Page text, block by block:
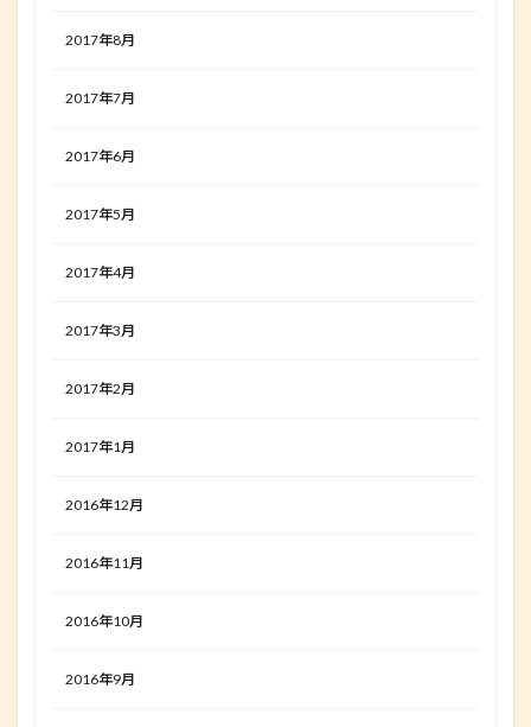
2017年8月
2017年7月
2017年6月
2017年5月
2017年4月
2017年3月
2017年2月
2017年1月
2016年12月
2016年11月
2016年10月
2016年9月